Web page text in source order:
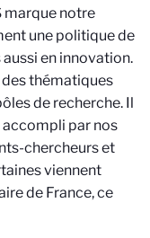
marque notre
une politique de
en innovation.
thématiques
de recherche. Il
par nos
chercheurs et
viennent
de France, ce